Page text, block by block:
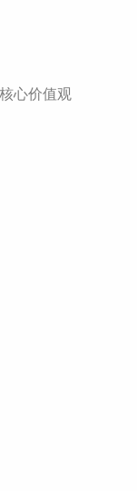
心价值观